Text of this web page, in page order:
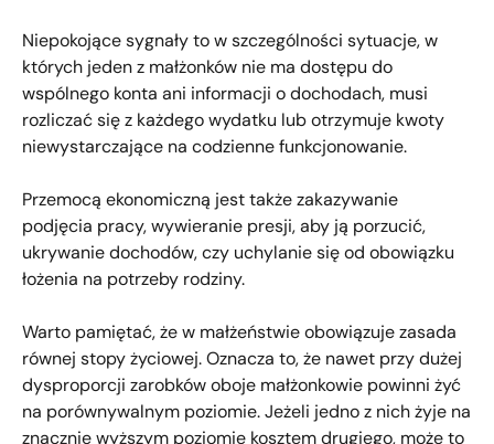
Niepokojące sygnały to w szczególności sytuacje, w
których jeden z małżonków nie ma dostępu do
wspólnego konta ani informacji o dochodach, musi
rozliczać się z każdego wydatku lub otrzymuje kwoty
niewystarczające na codzienne funkcjonowanie.
Przemocą ekonomiczną jest także zakazywanie
podjęcia pracy, wywieranie presji, aby ją porzucić,
ukrywanie dochodów, czy uchylanie się od obowiązku
łożenia na potrzeby rodziny.
Warto pamiętać, że w małżeństwie obowiązuje zasada
równej stopy życiowej. Oznacza to, że nawet przy dużej
dysproporcji zarobków oboje małżonkowie powinni żyć
na porównywalnym poziomie. Jeżeli jedno z nich żyje na
znacznie wyższym poziomie kosztem drugiego, może to